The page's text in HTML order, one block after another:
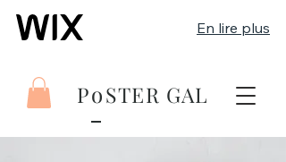
En lire plus